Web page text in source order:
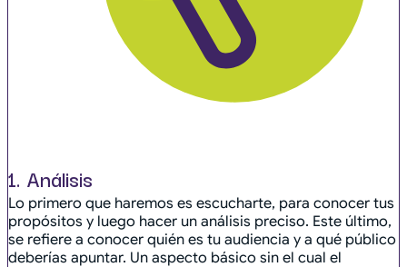
1. Análisis
Lo primero que haremos es escucharte, para conocer tus
propósitos y luego hacer un análisis preciso. Este último,
se refiere a conocer quién es tu audiencia y a qué público
deberías apuntar. Un aspecto básico sin el cual el